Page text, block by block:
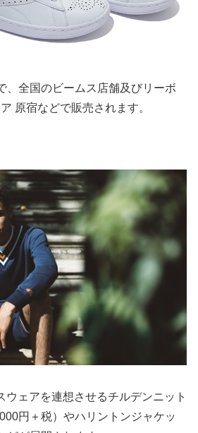
、全国のビームス店舗及びリーボ
原宿などで販売されます。
ウェアを連想させるチルデンニット
円＋税）やハリントンジャケッ